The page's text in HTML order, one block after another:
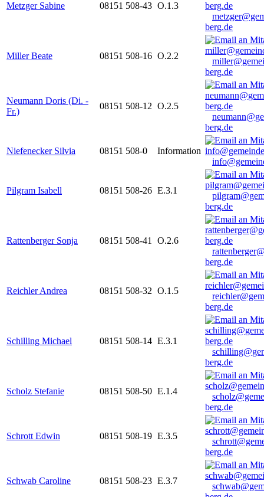
Metzger Sabine 08151 508-43 O.1.3
berg.de
Miller Beate 08151 508-16 O.2.2
berg.de
Neumann Doris (Di. -
Fr.)
08151 508-12 O.2.5
berg.de
Niefenecker Silvia 08151 508-0
Information
Pilgram Isabell 08151 508-26 E.3.1
berg.de
Rattenberger Sonja 08151 508-41
O.2.6
berg.de
Reichler Andrea 08151 508-32 O.1.5
berg.de
Schilling Michael 08151 508-14 E.3.1
berg.de
Scholz Stefanie 08151 508-50 E.1.4
berg.de
Schrott Edwin 08151 508-19 E.3.5
berg.de
Schwab Caroline 08151 508-23 E.3.7